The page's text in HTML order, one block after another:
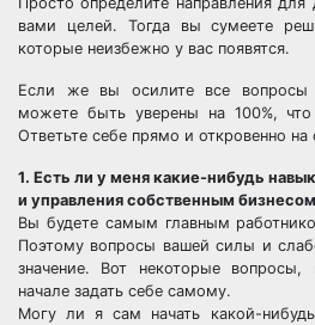
вами целей. Тогда вы сумеете
которые неизбежно у вас появятся.
Если же вы осилите все вопросы
можете быть уверены на 100%,
Ответьте себе прямо и откровенно
1. Есть ли у меня какие-нибудь
и управления собственным
Вы будете самым главным
Поэтому вопросы вашей силы и
значение. Вот некоторые
начале задать себе самому.
Могу ли я сам начать какой-